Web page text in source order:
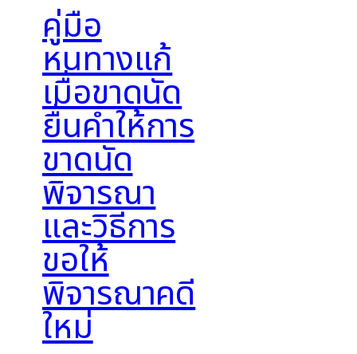
คู่มือ
หนทางแก้
เมื่อขาดนัด
ยื่นคำให้การ
ขาดนัด
พิจารณา
และวิธีการ
ขอให้
พิจารณาคดี
ใหม่